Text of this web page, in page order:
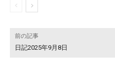
前の記事
日記2025年9月8日